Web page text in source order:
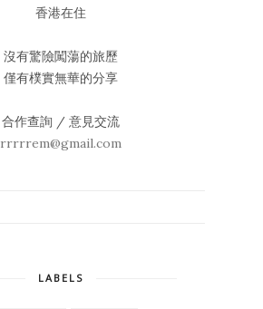
香港在住
沒有驚險闖蕩的旅歷
僅有樸實無華的分享
合作查詢 / 意見交流
rrrrrem@gmail.com
LABELS